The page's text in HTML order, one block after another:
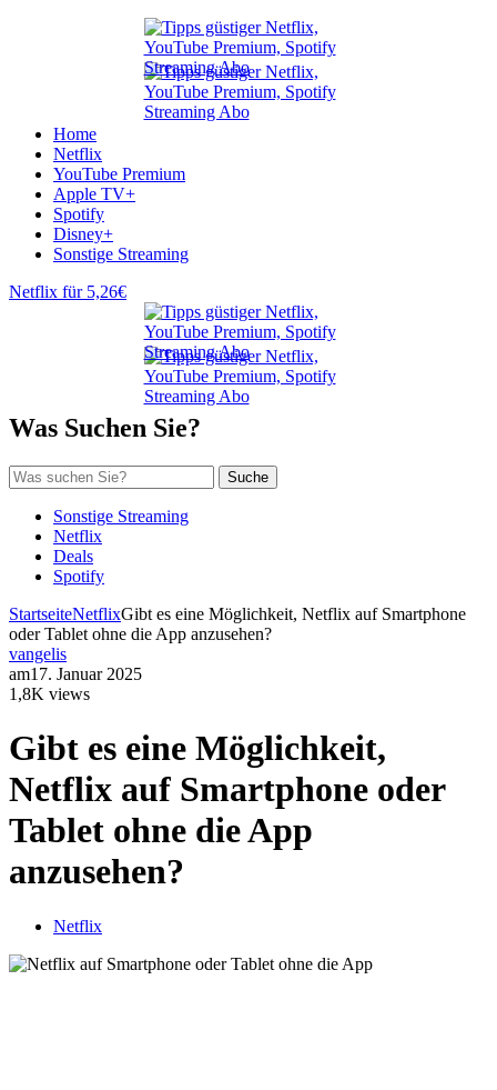
Home
Netflix
YouTube Premium
Apple TV+
Spotify
Disney+
Sonstige Streaming
Netflix für 5,26€
Was Suchen Sie?
Suche
Sonstige Streaming
Netflix
Deals
Spotify
StartseiteNetflixGibt es eine Möglichkeit, Netflix auf Smartphone
oder Tablet ohne die App anzusehen?
vangelis
am17. Januar 2025
1,8K views
Gibt es eine Möglichkeit,
Netflix auf Smartphone oder
Tablet ohne die App
anzusehen?
Netflix